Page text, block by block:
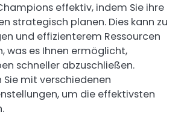
effektiv, indem Sie ihre
strategisch planen. Dies kann zu
und effizienterem Ressourcen
was es Ihnen ermöglicht,
schneller abzuschließen.
Sie mit verschiedenen
um die effektivsten